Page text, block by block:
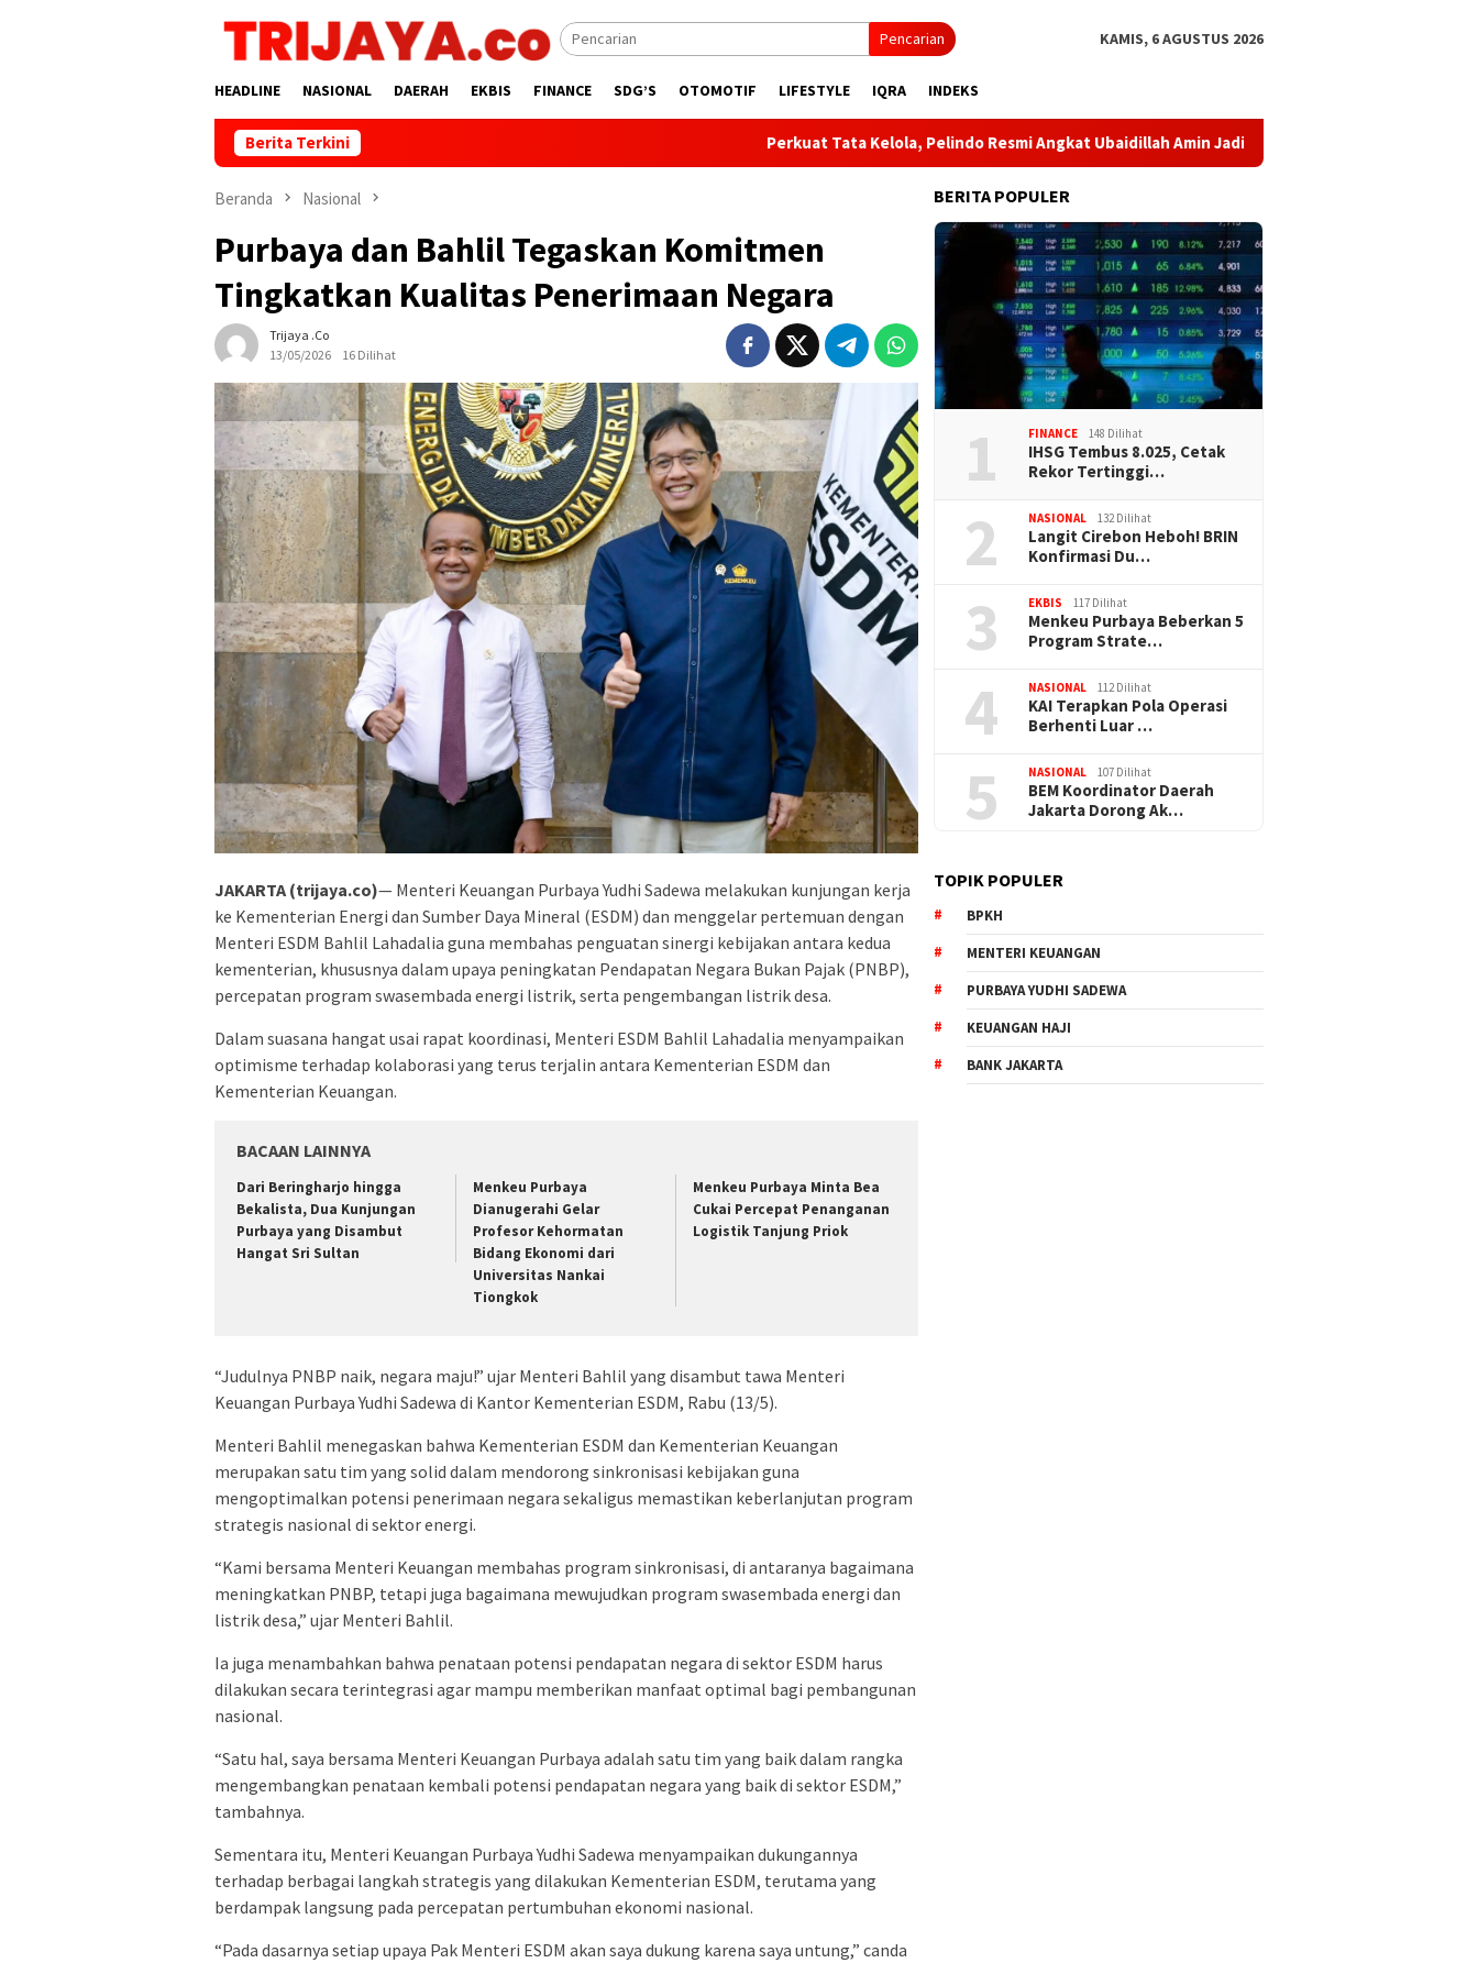
Pencarian KAMIS, 6 AGUSTUS 2026
HEADLINE NASIONAL DAERAH EKBIS FINANCE SDG’S OTOMOTIF LIFESTYLE IQRA INDEKS
Berita Terkini ​Perkuat Tata Kelola, Pelindo Resmi Angkat Ubaidillah Amin Jadi Komisaris Baru
Beranda Nasional
Purbaya dan Bahlil Tegaskan Komitmen
Tingkatkan Kualitas Penerimaan Negara
Trijaya .co
13/05/2026
16 Dilihat
JAKARTA (trijaya.co)— Menteri Keuangan Purbaya Yudhi Sadewa melakukan kunjungan kerja
ke Kementerian Energi dan Sumber Daya Mineral (ESDM) dan menggelar pertemuan dengan
Menteri ESDM Bahlil Lahadalia guna membahas penguatan sinergi kebijakan antara kedua
kementerian, khususnya dalam upaya peningkatan Pendapatan Negara Bukan Pajak (PNBP),
percepatan program swasembada energi listrik, serta pengembangan listrik desa.
Dalam suasana hangat usai rapat koordinasi, Menteri ESDM Bahlil Lahadalia menyampaikan
optimisme terhadap kolaborasi yang terus terjalin antara Kementerian ESDM dan
Kementerian Keuangan.
BACAAN LAINNYA
Dari Beringharjo hingga
Bekalista, Dua Kunjungan
Purbaya yang Disambut
Hangat Sri Sultan
Menkeu Purbaya
Dianugerahi Gelar
Profesor Kehormatan
Bidang Ekonomi dari
Universitas Nankai
Tiongkok
Menkeu Purbaya Minta Bea
Cukai Percepat Penanganan
Logistik Tanjung Priok
“Judulnya PNBP naik, negara maju!” ujar Menteri Bahlil yang disambut tawa Menteri
Keuangan Purbaya Yudhi Sadewa di Kantor Kementerian ESDM, Rabu (13/5).
Menteri Bahlil menegaskan bahwa Kementerian ESDM dan Kementerian Keuangan
merupakan satu tim yang solid dalam mendorong sinkronisasi kebijakan guna
mengoptimalkan potensi penerimaan negara sekaligus memastikan keberlanjutan program
strategis nasional di sektor energi.
“Kami bersama Menteri Keuangan membahas program sinkronisasi, di antaranya bagaimana
meningkatkan PNBP, tetapi juga bagaimana mewujudkan program swasembada energi dan
listrik desa,” ujar Menteri Bahlil.
Ia juga menambahkan bahwa penataan potensi pendapatan negara di sektor ESDM harus
dilakukan secara terintegrasi agar mampu memberikan manfaat optimal bagi pembangunan
nasional.
“Satu hal, saya bersama Menteri Keuangan Purbaya adalah satu tim yang baik dalam rangka
mengembangkan penataan kembali potensi pendapatan negara yang baik di sektor ESDM,”
tambahnya.
Sementara itu, Menteri Keuangan Purbaya Yudhi Sadewa menyampaikan dukungannya
terhadap berbagai langkah strategis yang dilakukan Kementerian ESDM, terutama yang
berdampak langsung pada percepatan pertumbuhan ekonomi nasional.
“Pada dasarnya setiap upaya Pak Menteri ESDM akan saya dukung karena saya untung,” canda
BERITA POPULER
1 FINANCE 148 Dilihat
IHSG Tembus 8.025, Cetak
Rekor Tertinggi…
2 NASIONAL 132 Dilihat
Langit Cirebon Heboh! BRIN
Konfirmasi Du…
3 EKBIS 117 Dilihat
Menkeu Purbaya Beberkan 5
Program Strate…
4 NASIONAL 112 Dilihat
KAI Terapkan Pola Operasi
Berhenti Luar …
5 NASIONAL 107 Dilihat
BEM Koordinator Daerah
Jakarta Dorong Ak…
TOPIK POPULER
BPKH
MENTERI KEUANGAN
PURBAYA YUDHI SADEWA
KEUANGAN HAJI
BANK JAKARTA